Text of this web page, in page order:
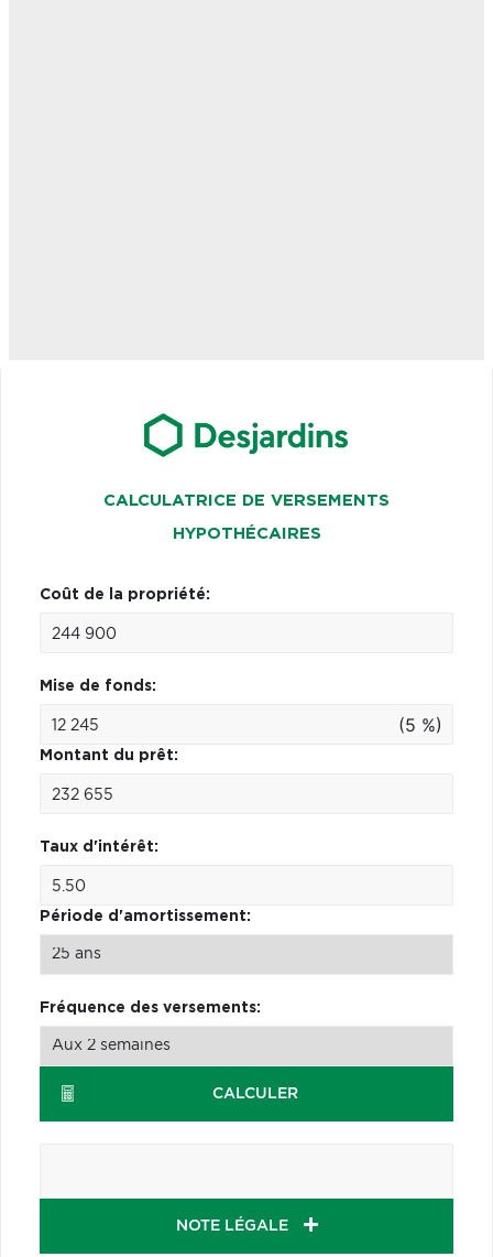
CALCULATRICE DE VERSEMENTS
HYPOTHÉCAIRES
Coût de la propriété:
Mise de fonds:
(5 %)
Montant du prêt:
Taux d'intérêt:
Période d'amortissement:
Fréquence des versements:
CALCULER
NOTE LÉGALE